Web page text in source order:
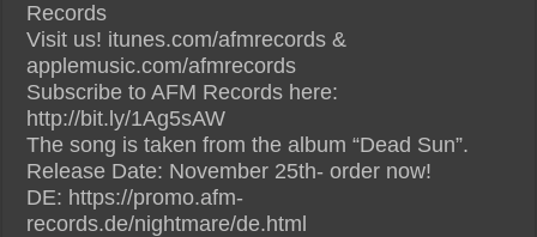
Records
Visit us! itunes.com/afmrecords &
applemusic.com/afmrecords
Subscribe to AFM Records here:
http://bit.ly/1Ag5sAW
The song is taken from the album “Dead Sun”.
Release Date: November 25th- order now!
DE: https://promo.afm-
records.de/nightmare/de.html